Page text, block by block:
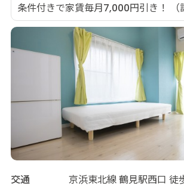
条件付きで家賃毎月7,000円引き！ （
交通
京浜東北線 鶴見駅西口 徒